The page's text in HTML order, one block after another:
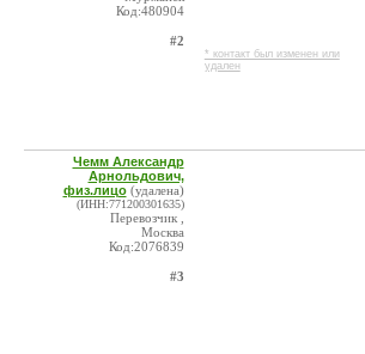
Код:480904
#2
* контакт был изменен или
удален
Чемм Александр
Арнольдович,
физ.лицо (удалена)
(ИНН:771200301635)
Перевозчик ,
Москва
Код:2076839
#3